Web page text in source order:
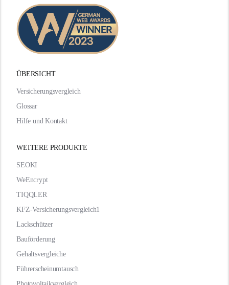
ÜBERSICHT
WEITERE PRODUKTE
Versicherungsvergleich
Glossar
Hilfe und Kontakt
SEOKI
WeEncrypt
TIQQLER
KFZ-Versicherungsvergleich1
Lackschützer
Bauförderung
Gehaltsvergleiche
Führerscheinumtausch